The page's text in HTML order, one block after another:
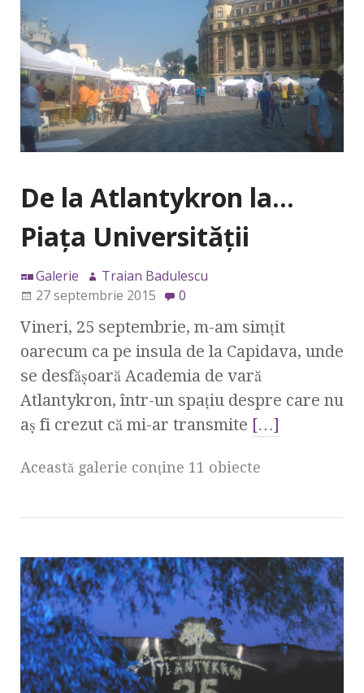
De la Atlantykron la…
Piaţa Universităţii
Galerie
Traian Badulescu
27 septembrie 2015
0
Vineri, 25 septembrie, m-am simţit
oarecum ca pe insula de la Capidava, unde
se desfăşoară Academia de vară
Atlantykron, într-un spaţiu despre care nu
aş fi crezut că mi-ar transmite […]
Această galerie conţine 11 obiecte